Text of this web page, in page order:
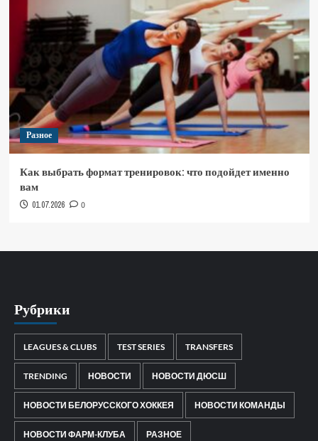
Разное
Как выбрать формат тренировок: что подойдет именно
вам
01.07.2026 0
Рубрики
LEAGUES & CLUBS TEST SERIES TRANSFERS
TRENDING НОВОСТИ НОВОСТИ ДЮСШ
НОВОСТИ БЕЛОРУССКОГО ХОККЕЯ НОВОСТИ КОМАНДЫ
НОВОСТИ ФАРМ-КЛУБА РАЗНОЕ